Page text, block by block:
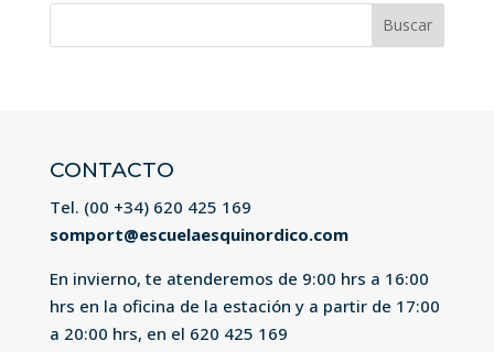
Buscar:
CONTACTO
Tel. (00 +34) 620 425 169
somport@escuelaesquinordico.com
En invierno, te atenderemos de 9:00 hrs a 16:00
hrs en la oficina de la estación y a partir de 17:00
a 20:00 hrs, en el 620 425 169